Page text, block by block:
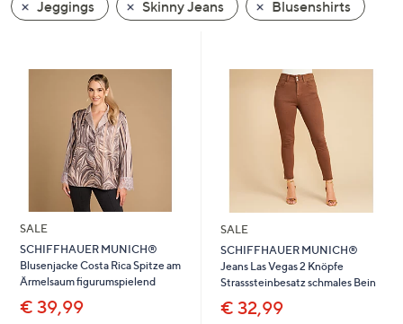
auf
nach
anzuzeigen.
Jeggings
Skinny Jeans Blusenshirts
SALE
SCHIFFHAUER MUNICH®
Blusenjacke Costa Rica Spitze am
Ärmelsaum figurumspielend
€ 39,99
SALE
SCHIFFHAUER MUNICH®
Jeans Las Vegas 2 Knöpfe
Strasssteinbesatz schmales Bein
€ 32,99